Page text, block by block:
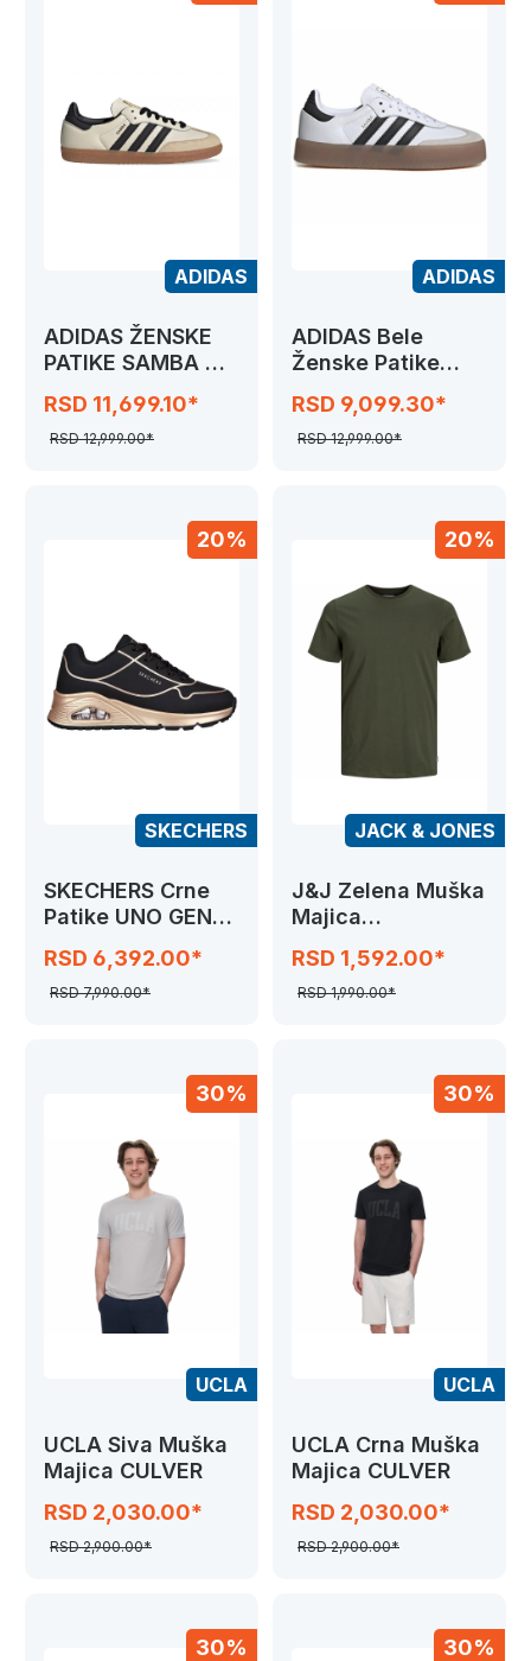
ADIDAS
ADIDAS ŽENSKE
PATIKE SAMBA OG
RSD 11,699.10*
RSD 12,999.00*
ADIDAS
ADIDAS Bele
Ženske Patike
RSD 9,099.30*
RSD 12,999.00*
20%
SKECHERS
SKECHERS Crne
Patike UNO GEN1 -
RSD 6,392.00*
RSD 7,990.00*
20%
JACK & JONES
J&J Zelena Muška
Majica
BASIC
RSD 1,592.00*
RSD 1,990.00*
30%
UCLA
UCLA Siva Muška
Majica CULVER
RSD 2,030.00*
RSD 2,900.00*
30%
UCLA
UCLA Crna Muška
Majica CULVER
RSD 2,030.00*
RSD 2,900.00*
30% 30%